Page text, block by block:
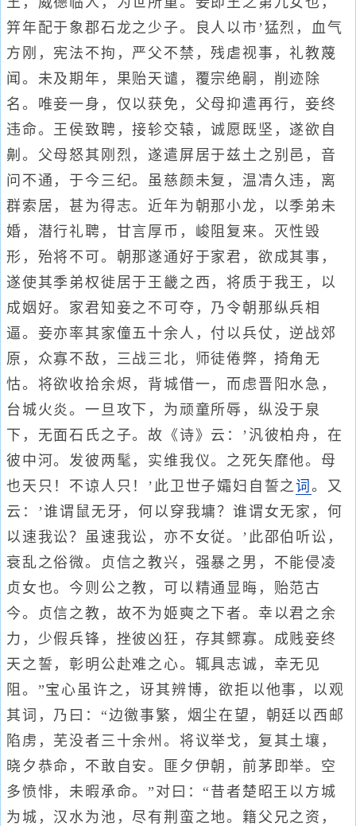
笄年配于象郡石龙之少子。良人以市’猛烈，血气
方刚，宪法不拘，严父不禁，残虐视事，礼教蔑
闻。未及期年，果贻天谴，覆宗绝嗣，削迹除
名。唯妾一身，仅以获免，父母抑遣再行，妾终
违命。王侯致聘，接轸交辕，诚愿既坚，遂欲自
劓。父母怒其刚烈，遂遣屏居于兹土之别邑，音
问不通，于今三纪。虽慈颜未复，温凊久违，离
群索居，甚为得志。近年为朝那小龙，以季弟未
婚，潜行礼聘，甘言厚币，峻阻复来。灭性毁
形，殆将不可。朝那遂通好于家君，欲成其事，
遂使其季弟权徙居于王畿之西，将质于我王，以
成姻好。家君知妾之不可夺，乃令朝那纵兵相
逼。妾亦率其家僮五十余人，付以兵仗，逆战郊
原，众寡不敌，三战三北，师徒倦弊，掎角无
怙。将欲收拾余烬，背城借一，而虑晋阳水急，
台城火炎。一旦攻下，为顽童所辱，纵没于泉
下，无面石氏之子。故《诗》云：’汎彼柏舟，在
彼中河。发彼两髦，实维我仪。之死矢靡他。母
也天只！不谅人只！’此卫世子孀妇自誓之词。又
云：’谁谓鼠无牙，何以穿我墉？谁谓女无家，何
以速我讼？虽速我讼，亦不女従。’此邵伯听讼，
衰乱之俗微。贞信之教兴，强暴之男，不能侵凌
贞女也。今则公之教，可以精通显晦，贻范古
今。贞信之教，故不为姬奭之下者。幸以君之余
力，少假兵锋，挫彼凶狂，存其鳏寡。成贱妾终
天之誓，彰明公赴难之心。辄具志诚，幸无见
阻。”宝心虽许之，讶其辨博，欲拒以他事，以观
其词，乃曰：“边徼事繁，烟尘在望，朝廷以西邮
陷虏，芜没者三十余州。将议举戈，复其土壤，
晓夕恭命，不敢自安。匪夕伊朝，前茅即举。空
多愤悱，未暇承命。”对曰：“昔者楚昭王以方城
为城，汉水为池，尽有荆蛮之地。籍父兄之资，